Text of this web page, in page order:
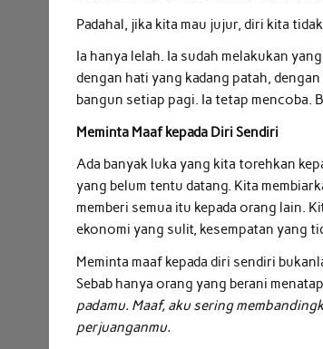
Padahal, jika kita mau jujur, diri kita
Ia hanya lelah. Ia sudah melakukan
dengan hati yang kadang patah,
bangun setiap pagi. Ia tetap mencoba.
Meminta Maaf kepada Diri Sendiri
Ada banyak luka yang kita torehkan
yang belum tentu datang. Kita
memberi semua itu kepada orang lain.
ekonomi yang sulit, kesempatan yang
Meminta maaf kepada diri sendiri
Sebab hanya orang yang berani
padamu. Maaf, aku sering
perjuanganmu.